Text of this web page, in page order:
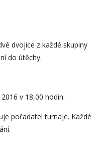
dvojice z každé skupiny
do útěchy.
v 18,00 hodin.
pořadatel turnaje. Každé